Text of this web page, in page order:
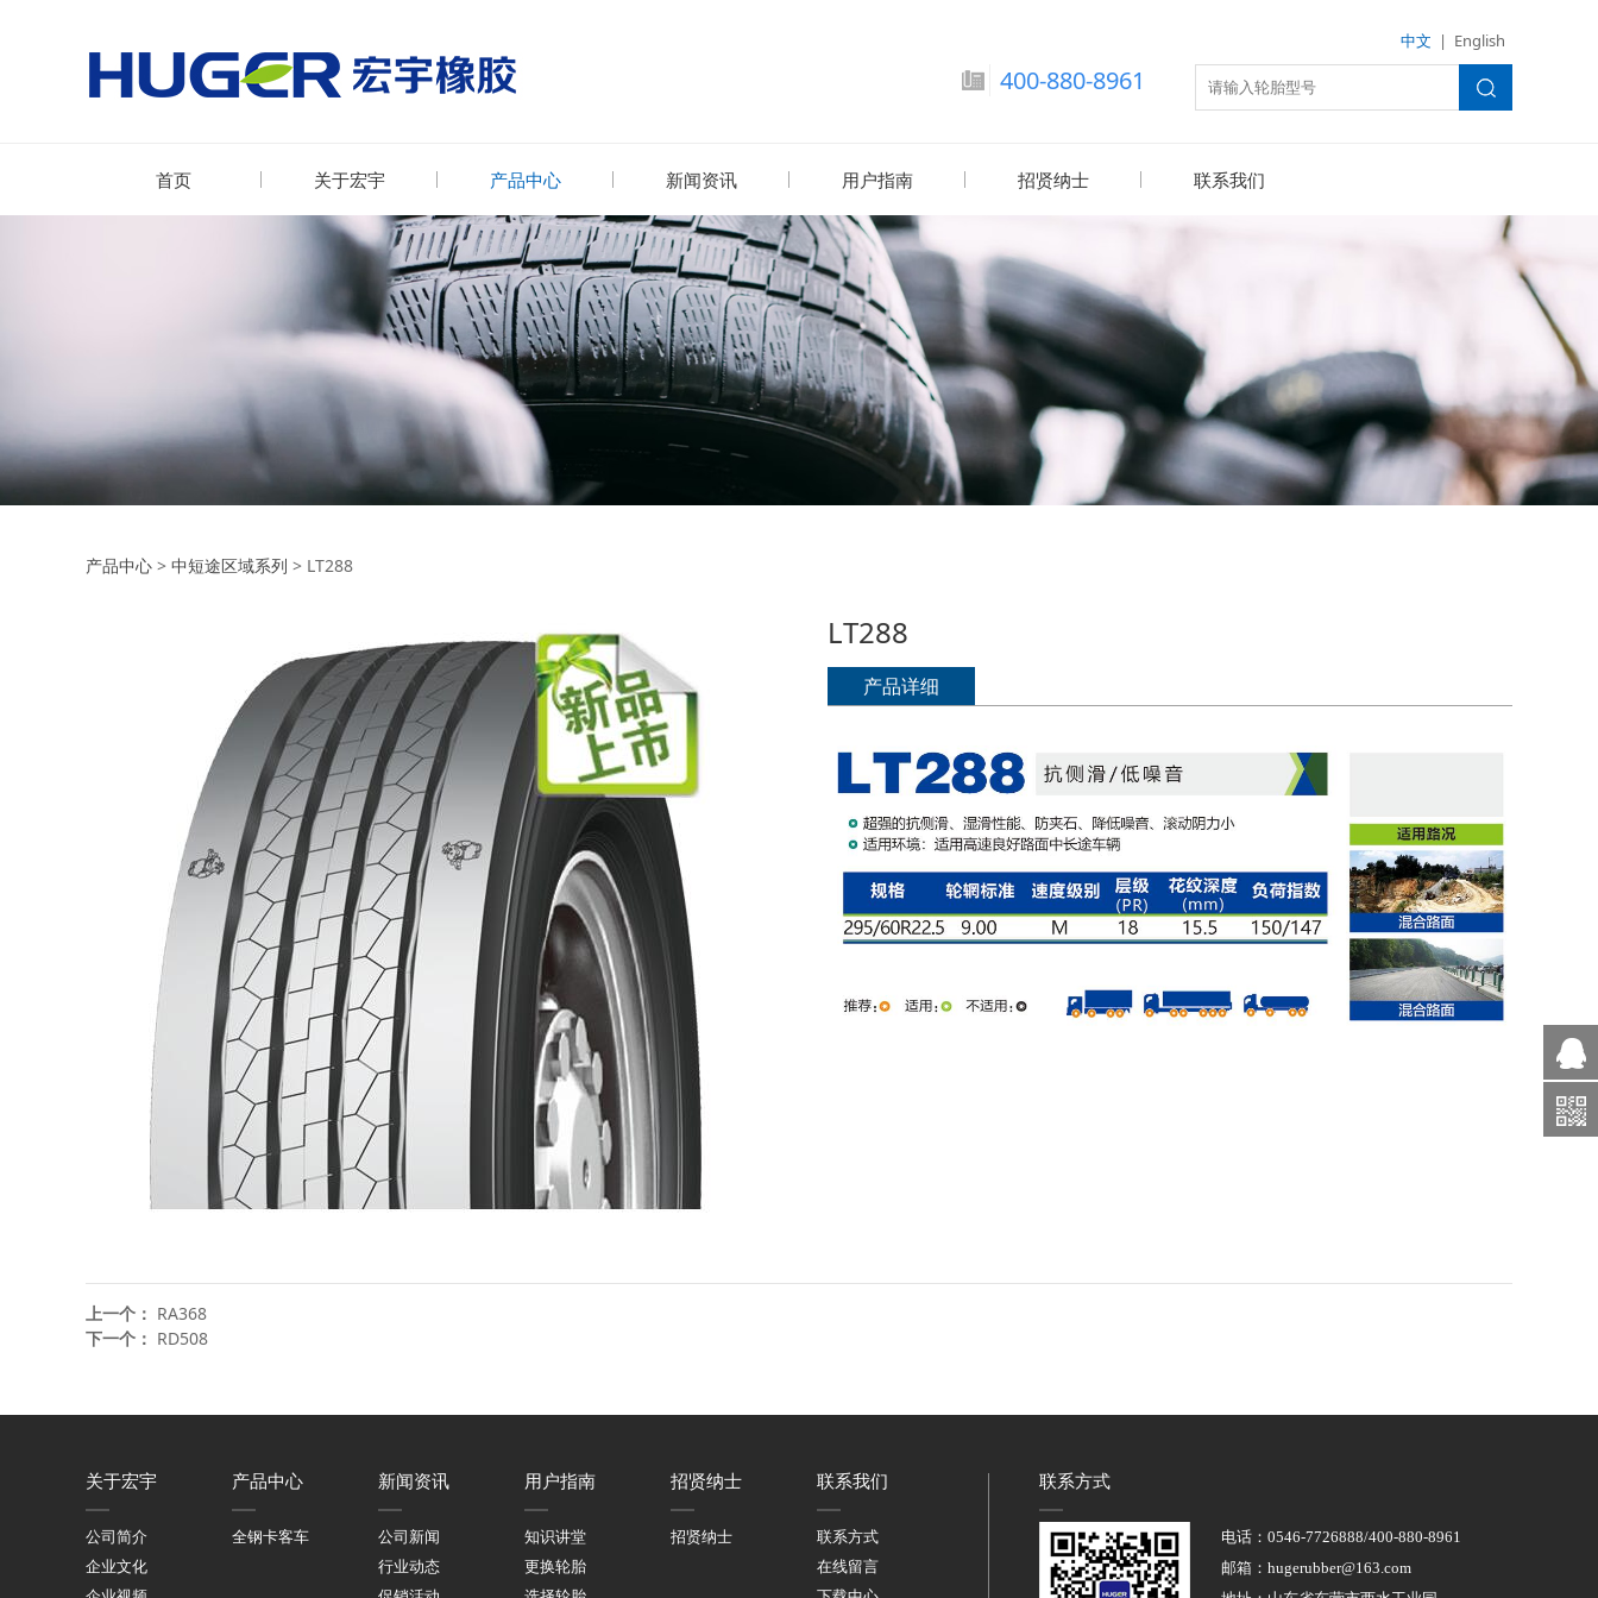
中文 | English
400-880-8961
首页 关于宏宇 产品中心 新闻资讯 用户指南 招贤纳士 联系我们
LT288
产品中心 > 中短途区域系列 > LT288
LT288
产品详细
上一个： RA368
下一个： RD508
关于宏宇
公司简介
企业文化
产品中心
全钢卡客车
新闻资讯
公司新闻
行业动态
用户指南
知识讲堂
更换轮胎
招贤纳士
招贤纳士
联系我们
联系方式
在线留言
联系方式
电话：0546-7726888/400-880-8961
邮箱：hugerubber@163.com